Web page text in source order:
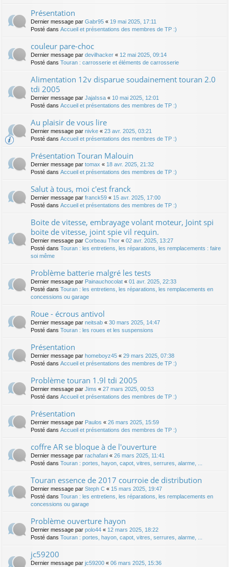
Présentation
Dernier message par Gabr95 « 19 mai 2025, 17:11
Posté dans Accueil et présentations des membres de TP :)
couleur pare-choc
Dernier message par devilhacker « 12 mai 2025, 09:14
Posté dans Touran : carrosserie et éléments de carrosserie
Alimentation 12v disparue soudainement touran 2.0
tdi 2005
Dernier message par JajaIssa « 10 mai 2025, 12:01
Posté dans Accueil et présentations des membres de TP :)
Au plaisir de vous lire
Dernier message par nivke « 23 avr. 2025, 03:21
Posté dans Accueil et présentations des membres de TP :)
Présentation Touran Malouin
Dernier message par tomax « 18 avr. 2025, 21:32
Posté dans Accueil et présentations des membres de TP :)
Salut à tous, moi c'est franck
Dernier message par franck59 « 15 avr. 2025, 17:00
Posté dans Accueil et présentations des membres de TP :)
Boite de vitesse, embrayage volant moteur, Joint spi
boite de vitesse, joint spie vil requin.
Dernier message par Corbeau Thor « 02 avr. 2025, 13:27
Posté dans Touran : les entretiens, les réparations, les remplacements : faire
soi même
Problème batterie malgré les tests
Dernier message par Painauchocolat « 01 avr. 2025, 22:33
Posté dans Touran : les entretiens, les réparations, les remplacements en
concessions ou garage
Roue - écrous antivol
Dernier message par neitsab « 30 mars 2025, 14:47
Posté dans Touran : les roues et les suspensions
Présentation
Dernier message par homeboyz45 « 29 mars 2025, 07:38
Posté dans Accueil et présentations des membres de TP :)
Problème touran 1.9l tdi 2005
Dernier message par Jims « 27 mars 2025, 00:53
Posté dans Accueil et présentations des membres de TP :)
Présentation
Dernier message par Paulos « 26 mars 2025, 15:59
Posté dans Accueil et présentations des membres de TP :)
coffre AR se bloque à de l'ouverture
Dernier message par rachafani « 26 mars 2025, 11:41
Posté dans Touran : portes, hayon, capot, vitres, serrures, alarme, ...
Touran essence de 2017 courroie de distribution
Dernier message par Steph C « 15 mars 2025, 19:47
Posté dans Touran : les entretiens, les réparations, les remplacements en
concessions ou garage
Problème ouverture hayon
Dernier message par polo44 « 12 mars 2025, 18:22
Posté dans Touran : portes, hayon, capot, vitres, serrures, alarme, ...
jc59200
Dernier message par jc59200 « 06 mars 2025, 15:36